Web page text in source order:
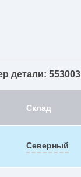
детали:
Склад
Северный